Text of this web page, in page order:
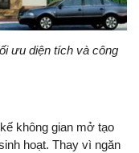
ưu diện tích và công
không gian mở tạo
hoạt. Thay vì ngăn